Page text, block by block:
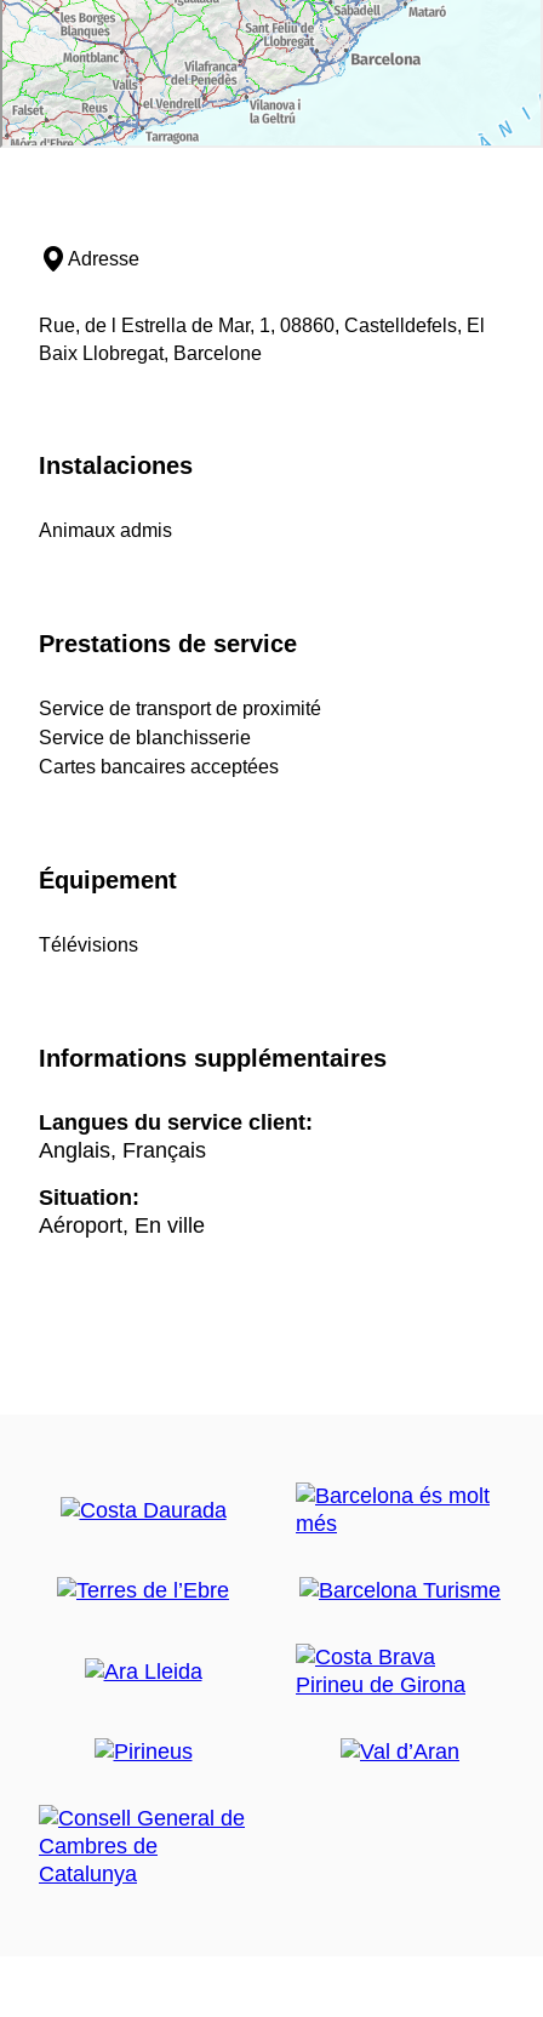
Adresse
Rue, de l Estrella de Mar, 1, 08860, Castelldefels, El
Baix Llobregat, Barcelone
Instalaciones
Animaux admis
Prestations de service
Service de transport de proximité
Service de blanchisserie
Cartes bancaires acceptées
Équipement
Télévisions
Informations supplémentaires
Langues du service client:
Anglais, Français
Situation:
Aéroport, En ville